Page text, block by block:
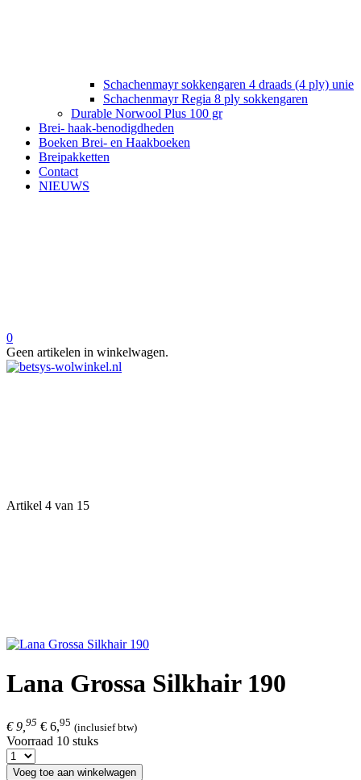
Schachenmayr sokkengaren 4 draads (4 ply) unie
Schachenmayr Regia 8 ply sokkengaren
Durable Norwool Plus 100 gr
Brei- haak-benodigdheden
Boeken Brei- en Haakboeken
Breipakketten
Contact
NIEUWS
0
Geen artikelen in winkelwagen.
Artikel 4 van 15
Lana Grossa Silkhair 190
€ 9, 95 € 6,95 (inclusief btw)
Voorraad 10 stuks
Voeg toe aan winkelwagen